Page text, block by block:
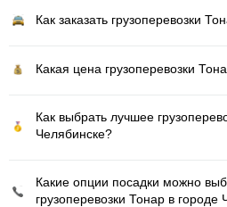
Как заказать грузоперевозки
Какая цена грузоперевозки
Как выбрать лучшее
Челябинске?
Какие опции посадки можно
грузоперевозки Тонар в городе